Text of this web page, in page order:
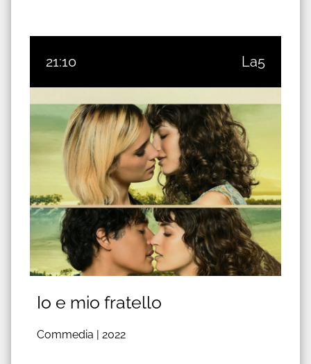
21:10 La5
Io e mio fratello
Commedia | 2022